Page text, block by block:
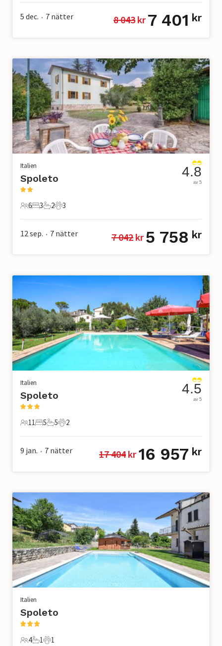
5 dec. • 7 nätter 8 043 kr 7 401 kr
Italien
Spoleto
6 Gäster
6
3 Sovrum
3
2 Badrum
2
3 Husdjur
3
4.8
av 5
12 sep. • 7 nätter 7 042 kr 5 758 kr
Italien
Spoleto
11 Gäster
11
5 Sovrum
5
5 Badrum
5
2 Husdjur
2
4.5
av 5
9 jan. • 7 nätter 17 404 kr 16 957 kr
Italien
Spoleto
4 1 1